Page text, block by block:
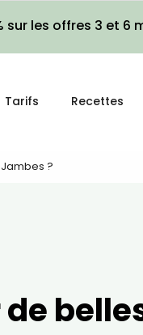
sur les offres 3 et 6
Tarifs Recettes
?